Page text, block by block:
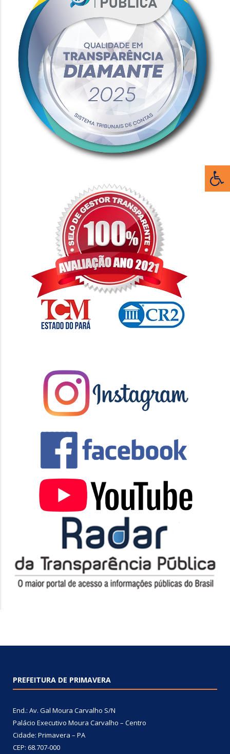
PREFEITURA DE PRIMAVERA
End.: Av. Gal Moura Carvalho S/N
Palácio Executivo Moura Carvalho – Centro
Cidade: Primavera – PA
CEP: 68.707-000